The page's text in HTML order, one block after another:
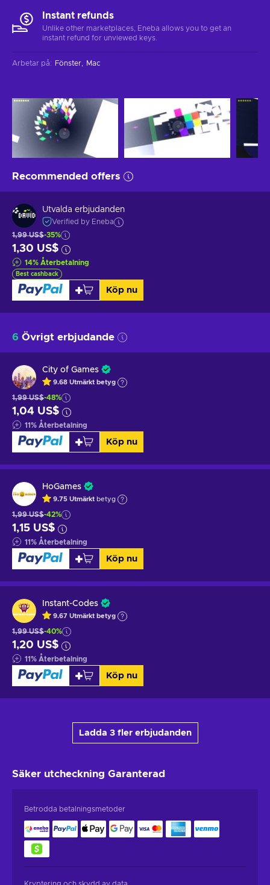
Instant refunds
Unlike other marketplaces, Eneba allows you to get an
instant refund for unviewed keys.
Arbetar på: Fönster Mac
Recommended offers
Utvalda erbjudanden
Verified by Eneba
1,99 US$-35%
1,30 US$
14% Återbetalning
Best cashback
Köp nu
6 Övrigt erbjudande
City of Games
9.68 Utmärkt betyg
1,99 US$-48%
1,04 US$
11% Återbetalning
Köp nu
HoGames
9.75 Utmärkt betyg
1,99 US$-42%
1,15 US$
11% Återbetalning
Köp nu
Instant-Codes
9.67 Utmärkt betyg
1,99 US$-40%
1,20 US$
11% Återbetalning
Köp nu
Ladda 3 fler erbjudanden
Säker utcheckning Garanterad
Betrodda betalningsmetoder
Kryptering och skydd av data